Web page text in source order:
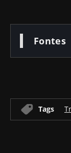
Fontes
Tags